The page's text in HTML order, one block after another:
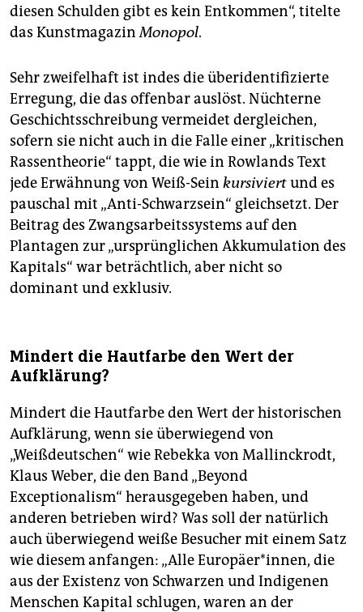
diesen Schulden gibt es kein Entkommen“, titelte
das KunstmagazinMonopol.
Sehr zweifelhaft ist indes die überidentifizierte
Erregung, die das offenbar auslöst. Nüchterne
Geschichtsschreibung vermeidet dergleichen,
sofern sie nicht auch in die Falle einer „kritischen
Rassentheorie“ tappt, die wie in Rowlands Text
jede Erwähnung von Weiß-Sein kursiviertund es
pauschal mit „Anti-Schwarzsein“ gleichsetzt. Der
Beitrag des Zwangsarbeitssystems auf den
Plantagen zur „ursprünglichen Akkumulation des
Kapitals“ war beträchtlich, aber nicht so
dominant und exklusiv.
Mindert die Hautfarbe den Wert der
Aufklärung?
Mindert die Hautfarbe den Wert der historischen
Aufklärung, wenn sie überwiegend von
„Weißdeutschen“ wie Rebekka von Mallinckrodt,
Klaus Weber, die den Band „Beyond
Exceptionalism“ herausgegeben haben, und
anderen betrieben wird? Was soll der natürlich
auch überwiegend weiße Besucher mit einem Satz
wie diesem anfangen: „Alle Europäer*innen, die
aus der Existenz von Schwarzen und Indigenen
Menschen Kapital schlugen, waren an der